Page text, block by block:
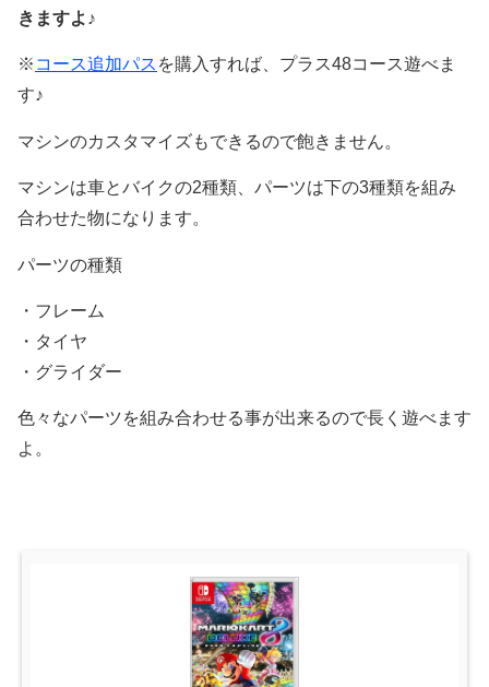
きますよ♪
※ コース追加パス を購入すれば、プラス48コース遊べま
す♪
マシンのカスタマイズもできるので飽きません。
マシンは車とバイクの2種類、パーツは下の3種類を組み
合わせた物になります。
パーツの種類
・フレーム
・タイヤ
・グライダー
色々なパーツを組み合わせる事が出来るので長く遊べます
よ。